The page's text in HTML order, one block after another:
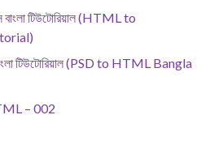
বাংলা টিউটোরিয়াল (HTML to
টিউটোরিয়াল (PSD to HTML Bangla
– 002